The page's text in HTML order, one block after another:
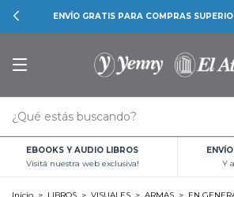
ENVÍO GRATIS PARA COMPRAS
EBOOKS Y AUDIO LIBROS
Visitá nuestra web exclusiva!
Y